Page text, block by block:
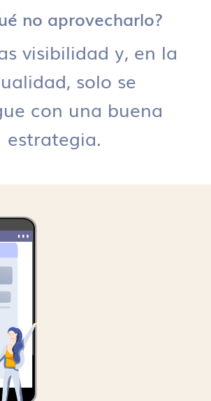
no aprovecharlo?
visibilidad y, en la
solo se
con una buena
estrategia.